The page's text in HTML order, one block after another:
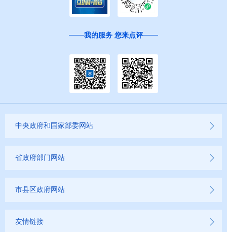
我的服务 您来点评
中央政府和国家部委网站
省政府部门网站
市县区政府网站
友情链接